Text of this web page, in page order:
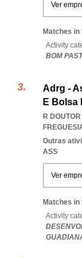
Ver
Matches
Activity
BOM
Adrg -
E Bolsa
R
Outras
ASS
Ver
Matches
Activity